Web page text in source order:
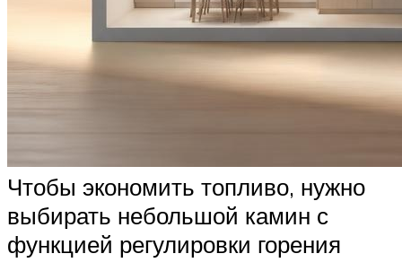
Чтобы экономить топливо, нужно
выбирать небольшой камин с
функцией регулировки горения